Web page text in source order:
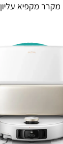
מקרר מקפיא עליון